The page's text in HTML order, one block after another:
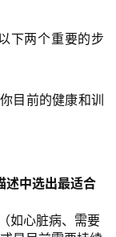
下两个重要的步
目前的健康和训
述中选出最适合
如心脏病、需要